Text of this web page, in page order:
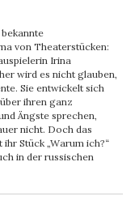
von Theaterstücken:
Irina
wird es nicht glauben,
Sie entwickelt sich
ihren ganz
Ängste sprechen,
nicht. Doch das
Stück „Warum ich?“
in der russischen